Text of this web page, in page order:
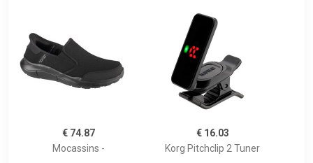
€ 74.87
Mocassins -
€ 16.03
Korg Pitchclip 2 Tuner